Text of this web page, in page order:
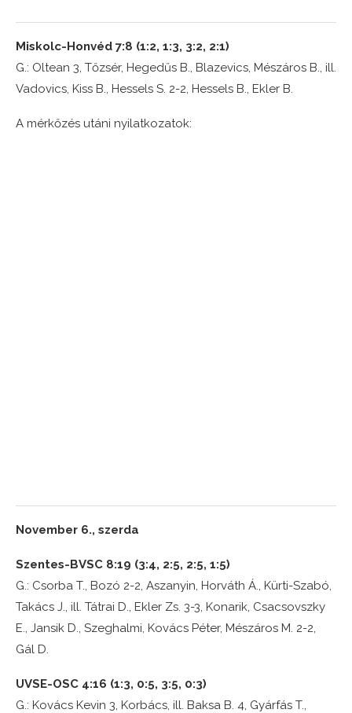
Miskolc-Honvéd 7:8 (1:2, 1:3, 3:2, 2:1)
G.: Oltean 3, Tőzsér, Hegedűs B., Blazevics, Mészáros B., ill.
Vadovics, Kiss B., Hessels S. 2-2, Hessels B., Ekler B.
A mérkőzés utáni nyilatkozatok:
November 6., szerda
Szentes-BVSC 8:19 (3:4, 2:5, 2:5, 1:5)
G.: Csorba T., Bozó 2-2, Aszanyin, Horváth Á., Kürti-Szabó,
Takács J., ill. Tátrai D., Ekler Zs. 3-3, Konarik, Csacsovszky
E., Jansik D., Szeghalmi, Kovács Péter, Mészáros M. 2-2,
Gál D.
UVSE-OSC 4:16 (1:3, 0:5, 3:5, 0:3)
G.: Kovács Kevin 3, Korbács, ill. Baksa B. 4, Gyárfás T.,